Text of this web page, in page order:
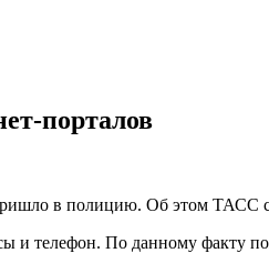
порталов
в полицию. Об этом
и телефон. По данному факту